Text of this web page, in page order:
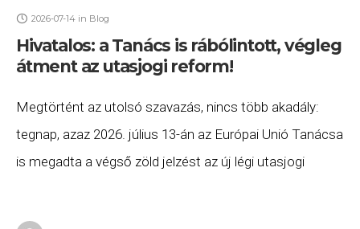
2026-07-14 in Blog
Hivatalos: a Tanács is rábólintott, végleg
átment az utasjogi reform!
Megtörtént az utolsó szavazás, nincs több akadály:
tegnap, azaz 2026. július 13-án az Európai Unió Tanácsa
is megadta a végső zöld jelzést az új légi utasjogi